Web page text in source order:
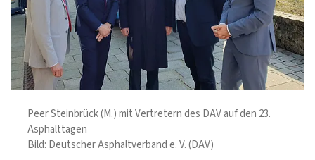
Peer Steinbrück (M.) mit Vertretern des DAV auf den 23.
Asphalttagen
Bild: Deutscher Asphaltverband e. V. (DAV)